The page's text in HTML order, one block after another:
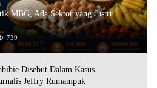
MBG, Ada Sektor yang Justru
739
Disebut Dalam Kasus
Jeffry Rumampuk